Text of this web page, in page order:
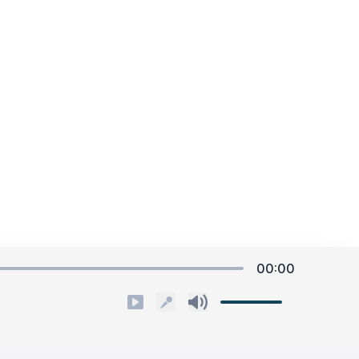
Bừng sáng Điện Biên
00:00
Đạo, Hoàn Kiếm, Hà Nội
Chính sách